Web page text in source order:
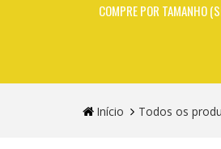
COMPRE POR TAMANHO
Início Todos os